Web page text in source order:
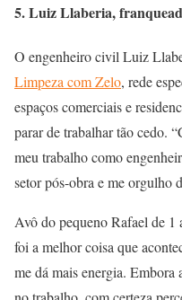
5. Luiz Llaberia,
O engenheiro civil Luiz
Limpeza com Zelo, rede
espaços comerciais e
parar de trabalhar tão cedo.
meu trabalho como
setor pós-obra e me orgulho
Avô do pequeno Rafael de 1
foi a melhor coisa que
me dá mais energia. Embora